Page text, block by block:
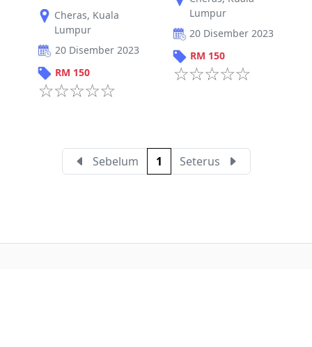
Cheras, Kuala
Lumpur
20 Disember 2023
RM 150
Lumpur
20 Disember 2023
RM 150
Sebelum 1 Seterus